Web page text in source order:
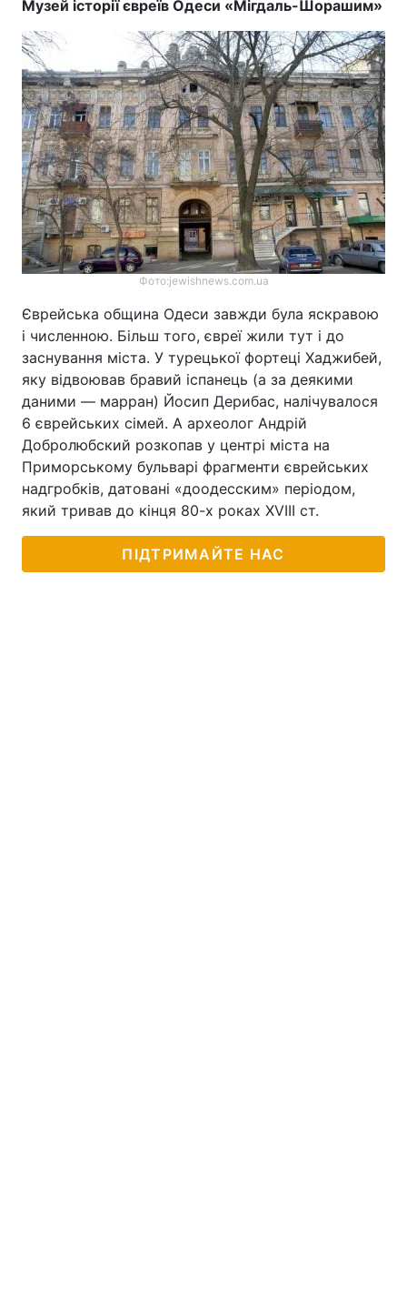
Музей історії євреїв Одеси «Мігдаль-Шорашим»
Фото:jewishnews.com.ua
Єврейська община Одеси завжди була яскравою
і численною. Більш того, євреї жили тут і до
заснування міста. У турецької фортеці Хаджибей,
яку відвоював бравий іспанець (а за деякими
даними — марран) Йосип Дерибас, налічувалося
6 єврейських сімей. А археолог Андрій
Добролюбский розкопав у центрі міста на
Приморському бульварі фрагменти єврейських
надгробків, датовані «доодесским» періодом,
який тривав до кінця 80-х роках XVIII ст.
ПІДТРИМАЙТЕ НАС